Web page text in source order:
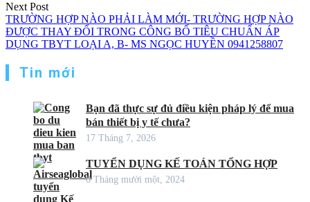
Next Post
TRƯỜNG HỢP NÀO PHẢI LÀM MỚI- TRƯỜNG HỢP NÀO
ĐƯỢC THAY ĐỔI TRONG CÔNG BỐ TIÊU CHUẨN ÁP
DỤNG TBYT LOẠI A, B- MS NGỌC HUYỀN 0941258807
Tin mới
Bạn đã thực sự đủ điều kiện pháp lý để mua
bán thiết bị y tế chưa?
17 Tháng 7, 2026
TUYỂN DỤNG KẾ TOÁN TỔNG HỢP
6 Tháng mười một, 2024